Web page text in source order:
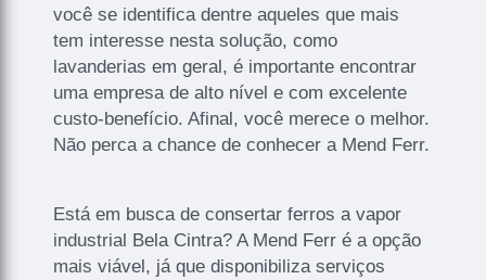
você se identifica dentre aqueles que mais
tem interesse nesta solução, como
lavanderias em geral, é importante encontrar
uma empresa de alto nível e com excelente
custo-benefício. Afinal, você merece o melhor.
Não perca a chance de conhecer a Mend Ferr.
Está em busca de consertar ferros a vapor
industrial Bela Cintra? A Mend Ferr é a opção
mais viável, já que disponibiliza serviços